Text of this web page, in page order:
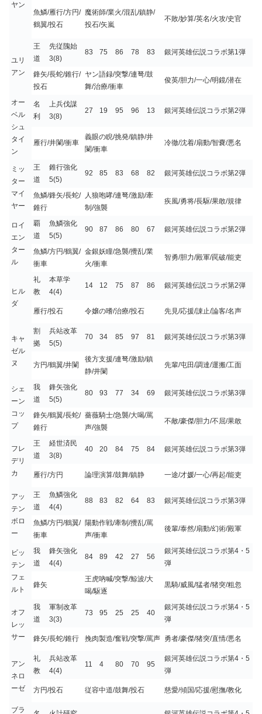
ヤン
魚鱗/雁行/方円/
鶴翼/投石
魔術師/業火/混乱/鎮静/
投石/矢嵐
不敗/妙算/英名/火攻/史官
ユリ
アン
王
道
先従隗始
3(8)
83 75 86 78 83 銀河英雄伝説コラボ第1弾
鋒矢/長蛇/錐行/
投石
ヤン語録/突撃/連弩/鼓
舞/治療/衝車
俊英/胆力/一心/明鏡/潜在
オー
ベル
シュ
タイ
ン
名
利
上兵伐謀
3(8)
27 19 95 96 13 銀河英雄伝説コラボ第2弾
雁行/井闌/衝車
義眼の睨/挑発/鎮静/井
闌/衝車
冷徹/沈着/扇動/智嚢/悪名
ミッ
ター
マイ
ヤー
王
道
錐行強化
5(5)
92 85 83 68 82 銀河英雄伝説コラボ第2弾
魚鱗/鋒矢/長蛇/
錐行
人狼咆哮/連弩/激励/牽
制/強襲
疾風/勇将/長駆/果敢/規律
ロイ
エン
ター
ル
覇
道
魚鱗強化
5(5)
90 87 86 80 67 銀河英雄伝説コラボ第2弾
魚鱗/方円/鶴翼/
衝車
金銀妖瞳/急襲/攪乱/業
火/衝車
智勇/胆力/殿軍/罠破/能吏
ヒル
ダ
礼
教
本草学
4(4)
14 12 75 87 86 銀河英雄伝説コラボ第2弾
雁行/投石 令嬢の嗜/治療/投石 先見/応援/諌止/論客/名声
キャ
ゼル
ヌ
割
拠
兵站改革
5(5)
70 34 85 97 81 銀河英雄伝説コラボ第3弾
方円/鶴翼/井闌
後方支援/連弩/激励/鎮
静/井闌
先輩/屯田/調達/運搬/工面
シェ
ーン
コッ
プ
我
道
鋒矢強化
5(5)
80 93 77 34 69 銀河英雄伝説コラボ第3弾
鋒矢/鶴翼/長蛇/
錐行
薔薇騎士/急襲/大喝/罵
声/強襲
不敵/豪傑/胆力/不屈/果敢
フレ
デリ
カ
王
道
経世済民
3(8)
40 20 84 75 84 銀河英雄伝説コラボ第3弾
雁行/方円 論理演算/鼓舞/鎮静 一途/才媛/一心/再起/能吏
アッ
テン
ボロ
ー
王
道
魚鱗強化
4(4)
88 83 82 64 83 銀河英雄伝説コラボ第3弾
魚鱗/方円/鶴翼/
衝車
陽動作戦/牽制/攪乱/罵
声/衝車
後輩/泰然/扇動/幻術/殿軍
ビッ
テン
フェ
ルト
我
道
鋒矢強化
4(4)
84 89 42 27 56
銀河英雄伝説コラボ第4・5
弾
鋒矢
王虎吶喊/突撃/鯨波/大
喝/駆逐
黒騎/威風/猛者/猪突/粗忽
オフ
レッ
サー
我
道
軍制改革
3(3)
73 95 25 25 40
銀河英雄伝説コラボ第4・5
弾
鋒矢/長蛇/錐行 挽肉製造/奮戦/突撃/罵声 勇者/豪傑/猪突/直情/悪名
アン
ネロ
ーゼ
礼
教
兵站改革
4(4)
11 4 80 70 95
銀河英雄伝説コラボ第4・5
弾
方円/投石 従容中道/鼓舞/投石 慈愛/傾国/応援/慰撫/教化
ブラ